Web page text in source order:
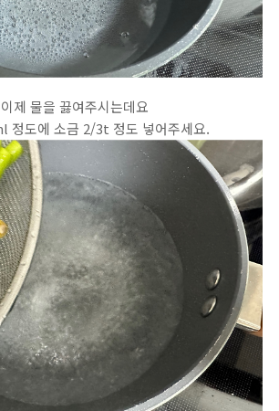
이제 물을 끓여주시는데요
정도에 소금 2/3t 정도 넣어주세요.